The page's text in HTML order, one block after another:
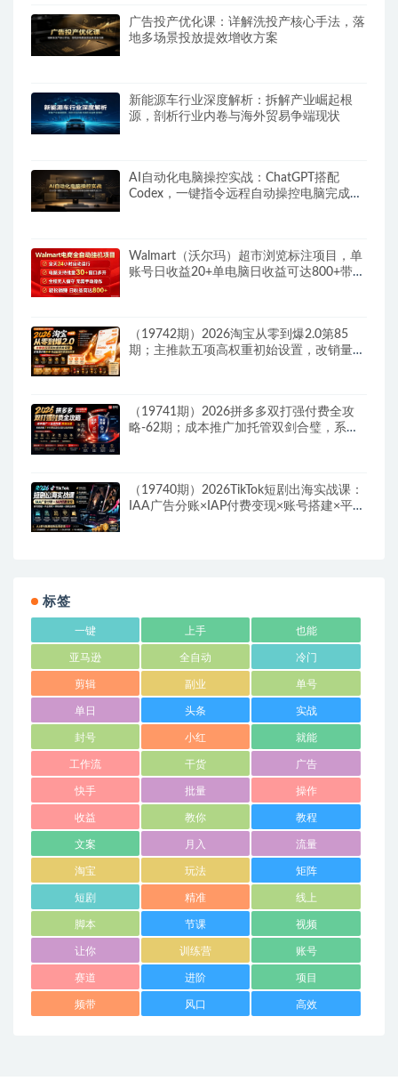
广告投产优化课：详解洗投产核心手法，落
地多场景投放提效增收方案
新能源车行业深度解析：拆解产业崛起根
源，剖析行业内卷与海外贸易争端现状
AI自动化电脑操控实战：ChatGPT搭配
Codex，一键指令远程自动操控电脑完成工
Walmart（沃尔玛）超市浏览标注项目，单
账号日收益20+单电脑日收益可达800+带分
（19742期）2026淘宝从零到爆2.0第85
期；主推款五项高权重初始设置，改销量评
（19741期）2026拼多多双打强付费全攻
略-62期；成本推广加托管双剑合璧，系统
（19740期）2026TikTok短剧出海实战课：
IAA广告分账×IAP付费变现×账号搭建×平台
标签
一键 上手 也能
亚马逊 全自动 冷门
剪辑 副业 单号
单日 头条 实战
封号 小红 就能
工作流 干货 广告
快手 批量 操作
收益 教你 教程
文案 月入 流量
淘宝 玩法 矩阵
短剧 精准 线上
脚本 节课 视频
让你 训练营 账号
赛道 进阶 项目
频带 风口 高效